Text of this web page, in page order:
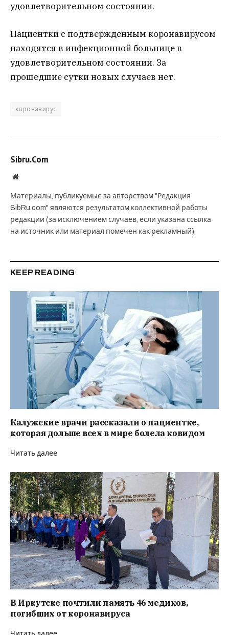
удовлетворительном состоянии.
Пациентки с подтвержденным коронавирусом
находятся в инфекционной больнице в
удовлетворительном состоянии. За
прошедшие сутки новых случаев нет.
коронавирус
Sibru.Com
Website
Материалы, публикуемые за авторством "Редакция
SibRu.com" являются результатом коллективной работы
редакции (за исключением случаев, если указана ссылка
на источник или материал помечен как рекламный).
KEEP READING
Калужские врачи рассказали о пациентке,
которая дольше всех в мире болела ковидом
Читать далее
В Иркутске почтили память 46 медиков,
погибших от коронавируса